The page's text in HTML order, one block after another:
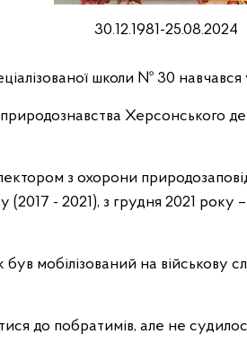
30.12.1981-25.08.2024
школи № 30
природознавства Херсонського
з охорони
- 2021), з грудня 2021 року
мобілізований на військову
до побратимів, але не